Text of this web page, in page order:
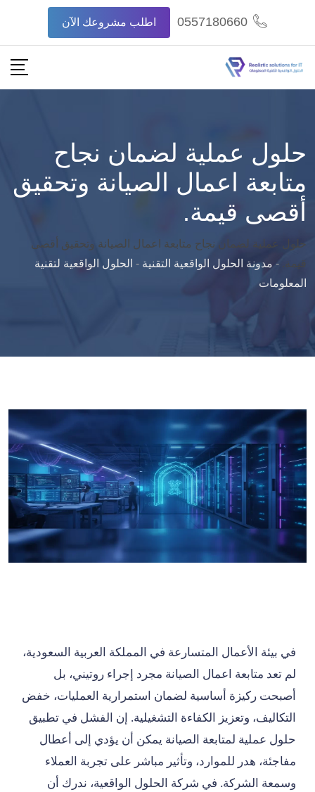
content
0557180660 اطلب مشروعك الآن
حلول عملية لضمان نجاح
متابعة اعمال الصيانة وتحقيق
أقصى قيمة.
حلول عملية لضمان نجاح متابعة اعمال الصيانة وتحقيق أقصى
قيمة. - مدونة الحلول الواقعية التقنية - الحلول الواقعية لتقنية
المعلومات
في بيئة الأعمال المتسارعة في المملكة العربية السعودية،
لم تعد متابعة اعمال الصيانة مجرد إجراء روتيني، بل
أصبحت ركيزة أساسية لضمان استمرارية العمليات، خفض
التكاليف، وتعزيز الكفاءة التشغيلية. إن الفشل في تطبيق
حلول عملية لمتابعة الصيانة يمكن أن يؤدي إلى أعطال
مفاجئة، هدر للموارد، وتأثير مباشر على تجربة العملاء
وسمعة الشركة. في شركة الحلول الواقعية، ندرك أن